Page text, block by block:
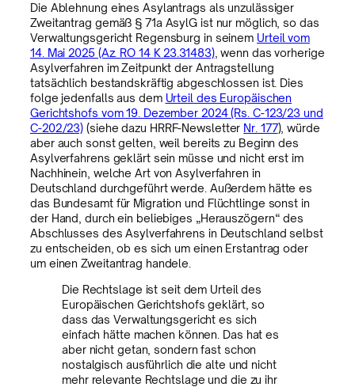
Die Ablehnung eines Asylantrags als unzulässiger
Zweitantrag gemäß § 71a AsylG ist nur möglich, so das
Verwaltungsgericht Regensburg in seinem Urteil vom
14. Mai 2025 (Az. RO 14 K 23.31483), wenn das vorherige
Asylverfahren im Zeitpunkt der Antragstellung
tatsächlich bestandskräftig abgeschlossen ist. Dies
folge jedenfalls aus dem Urteil des Europäischen
Gerichtshofs vom 19. Dezember 2024 (Rs. C-123/23 und
C-202/23) (siehe dazu HRRF-Newsletter Nr. 177), würde
aber auch sonst gelten, weil bereits zu Beginn des
Asylverfahrens geklärt sein müsse und nicht erst im
Nachhinein, welche Art von Asylverfahren in
Deutschland durchgeführt werde. Außerdem hätte es
das Bundesamt für Migration und Flüchtlinge sonst in
der Hand, durch ein beliebiges „Herauszögern“ des
Abschlusses des Asylverfahrens in Deutschland selbst
zu entscheiden, ob es sich um einen Erstantrag oder
um einen Zweitantrag handele.
Die Rechtslage ist seit dem Urteil des
Europäischen Gerichtshofs geklärt, so
dass das Verwaltungsgericht es sich
einfach hätte machen können. Das hat es
aber nicht getan, sondern fast schon
nostalgisch ausführlich die alte und nicht
mehr relevante Rechtslage und die zu ihr